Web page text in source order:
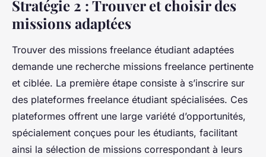
Stratégie 2 : Trouver et choisir des
missions adaptées
Trouver des missions freelance étudiant adaptées
demande une recherche missions freelance pertinente
et ciblée. La première étape consiste à s’inscrire sur
des plateformes freelance étudiant spécialisées. Ces
plateformes offrent une large variété d’opportunités,
spécialement conçues pour les étudiants, facilitant
ainsi la sélection de missions correspondant à leurs